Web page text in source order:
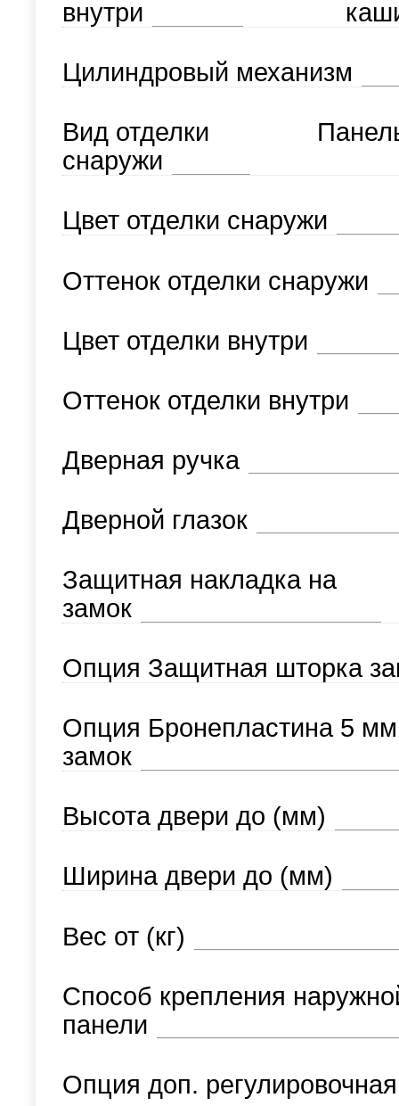
внутри
Цилиндровый механизм
Вид отделки
снаружи
Цвет отделки снаружи
Оттенок отделки снаружи
Цвет отделки внутри
Оттенок отделки внутри
Дверная ручка
Дверной глазок
Защитная накладка на
замок
Опция Защитная шторка
Опция Бронепластина 5
замок
Высота двери до (мм)
Ширина двери до (мм)
Вес от (кг)
Способ крепления
панели
Опция доп.